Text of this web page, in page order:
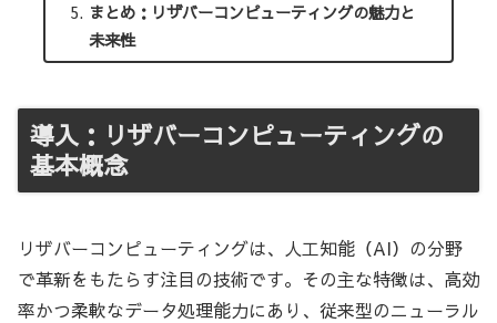
まとめ：リザバーコンピューティングの魅力と
未来性
導入：リザバーコンピューティングの
基本概念
リザバーコンピューティングは、人工知能（AI）の分野
で革新をもたらす注目の技術です。その主な特徴は、高効
率かつ柔軟なデータ処理能力にあり、従来型のニューラル